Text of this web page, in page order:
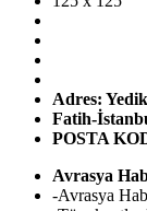
Adres:
Fatih-
POSTA
Avrasya
-Avrasya